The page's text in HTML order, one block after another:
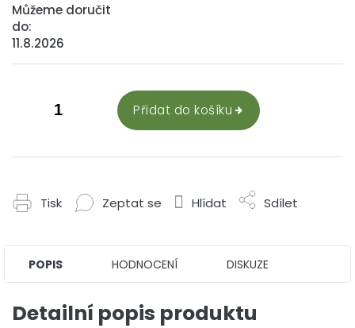
Můžeme doručit
do:
11.8.2026
Přidat do košíku
Tisk Zeptat se Hlídat Sdílet
POPIS HODNOCENÍ DISKUZE
Detailní popis produktu